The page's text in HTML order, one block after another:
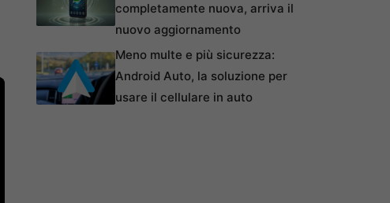
completamente nuova, arriva il
nuovo aggiornamento
Meno multe e più sicurezza:
Android Auto, la soluzione per
usare il cellulare in auto